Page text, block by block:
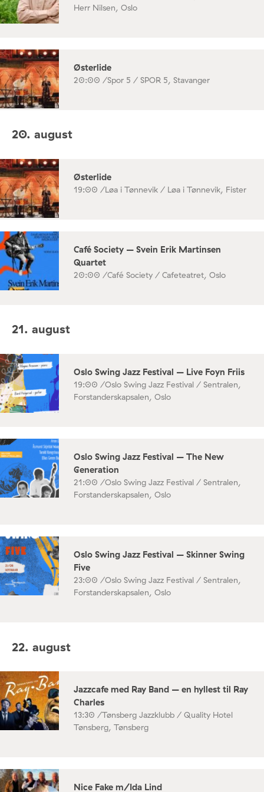
Herr Nilsen, Oslo
Østerlide
20:00 /Spor 5 / SPOR 5, Stavanger
20. august
Østerlide
19:00 /Løa i Tønnevik / Løa i Tønnevik, Fister
Café Society – Svein Erik Martinsen
Quartet
20:00 /Café Society / Cafeteatret, Oslo
21. august
Oslo Swing Jazz Festival – Live Foyn Friis
19:00 /Oslo Swing Jazz Festival / Sentralen,
Forstanderskapsalen, Oslo
Oslo Swing Jazz Festival – The New
Generation
21:00 /Oslo Swing Jazz Festival / Sentralen,
Forstanderskapsalen, Oslo
Oslo Swing Jazz Festival – Skinner Swing
Five
23:00 /Oslo Swing Jazz Festival / Sentralen,
Forstanderskapsalen, Oslo
22. august
Jazzcafe med Ray Band – en hyllest til Ray
Charles
13:30 /Tønsberg Jazzklubb / Quality Hotel
Tønsberg, Tønsberg
Nice Fake m/Ida Lind